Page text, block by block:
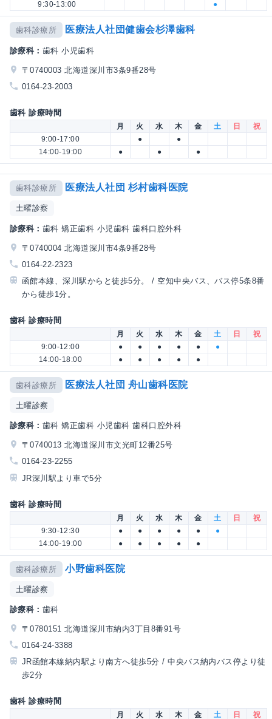
9:30-13:00
●
歯科診療所 医療法人社団健歯会杉澤歯科
診療科： 歯科 小児歯科
〒0740003 北海道深川市3条9番28号
0164-23-2003
歯科 診療時間
月 火 水 木 金 土 日
祝
9:00-17:00
●
●
14:00-19:00
● ● ●
歯科診療所 医療法人社団 杉村歯科医院
土曜診察
診療科： 歯科 矯正歯科 小児歯科 歯科口腔外科
〒0740004 北海道深川市4条9番28号
0164-22-2323
函館本線、深川駅からと徒歩5分。 / 空知中央バス、バス停5条8番
から徒歩1分。
歯科 診療時間
月 火 水 木 金 土 日
祝
9:00-12:00
● ● ● ● ●
●
14:00-18:00
● ● ● ● ●
歯科診療所 医療法人社団 舟山歯科医院
土曜診察
診療科： 歯科 矯正歯科 小児歯科 歯科口腔外科
〒0740013 北海道深川市文光町12番25号
0164-23-2255
JR深川駅より車で5分
歯科 診療時間
月 火 水 木 金 土 日
祝
9:30-12:30
● ● ● ● ●
●
14:00-19:00
● ● ● ● ●
歯科診療所 小野歯科医院
土曜診察
診療科： 歯科
〒0780151 北海道深川市納内3丁目8番91号
0164-24-3388
JR函館本線納内駅より南方へ徒歩5分 / 中央バス納内バス停より徒
歩2分
歯科 診療時間
月 火 水 木 金 土 日 祝